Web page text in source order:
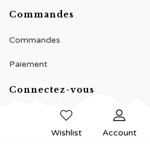
Wishlist Account
Commandes
Commandes
Paiement
Connectez-vous